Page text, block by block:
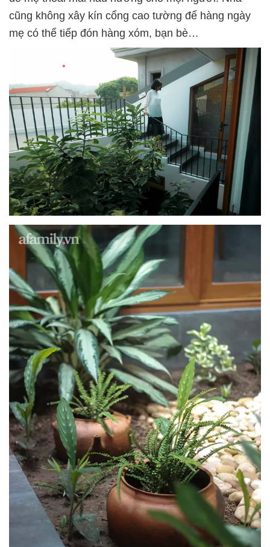
cũng không xây kín cổng cao tường để hàng ngày
mẹ có thể tiếp đón hàng xóm, bạn bè…